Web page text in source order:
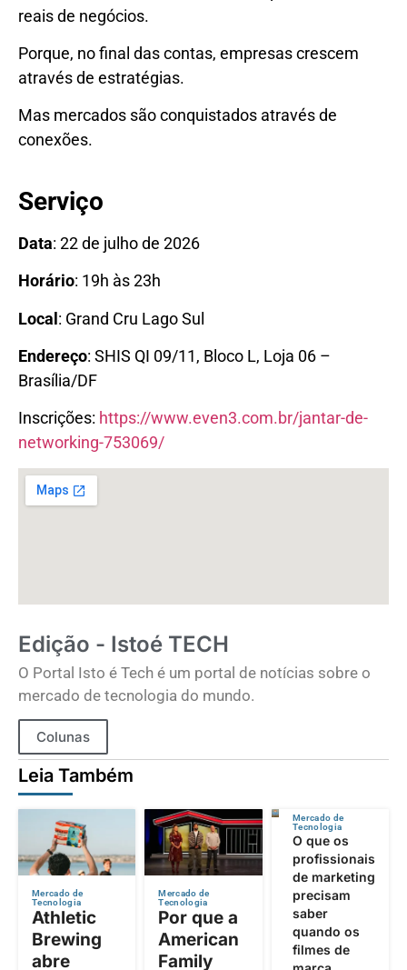
reais de negócios.
Porque, no final das contas, empresas crescem
através de estratégias.
Mas mercados são conquistados através de
conexões.
Serviço
Data: 22 de julho de 2026
Horário: 19h às 23h
Local: Grand Cru Lago Sul
Endereço: SHIS QI 09/11, Bloco L, Loja 06 –
Brasília/DF
Inscrições: https://www.even3.com.br/jantar-de-
networking-753069/
Edição - Istoé TECH
O Portal Isto é Tech é um portal de notícias sobre o
mercado de tecnologia do mundo.
Colunas
Leia Também
Mercado de
Tecnologia
Athletic
Brewing
abre
Mercado de
Tecnologia
Por que a
American
Family
Mercado de
Tecnologia
O que os
profissionais
de marketing
precisam
saber
quando os
filmes de